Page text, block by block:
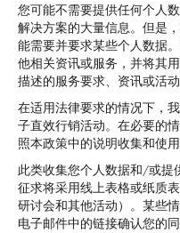
您可能不需要提供任何个人
解决方案的大量信息。但是
能需要并要求某些个人数据
他相关资讯或服务，并将其
描述的服务要求、资讯或活
在适用法律要求的情况下，
子直效行销活动。在必要的
照本政策中的说明收集和使用
此类收集您个人数据和/或提
征求将采用线上表格或纸质
研讨会和其他活动）。某些
电子邮件中的链接确认您的